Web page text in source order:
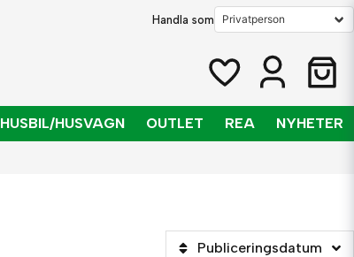
Handla som
HUSBIL/HUSVAGN OUTLET REA NYHETER
Publiceringsdatum